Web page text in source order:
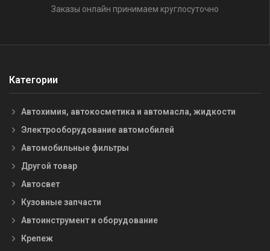
Заказы онлайн принимаем круглосуточно
Категории
Автохимия, автокосметика и автомасла, жидкости
Электрооборудование автомобилей
Автомобильные фильтры
Другой товар
Автосвет
Кузовные запчасти
Автоинструмент и оборудование
Крепеж